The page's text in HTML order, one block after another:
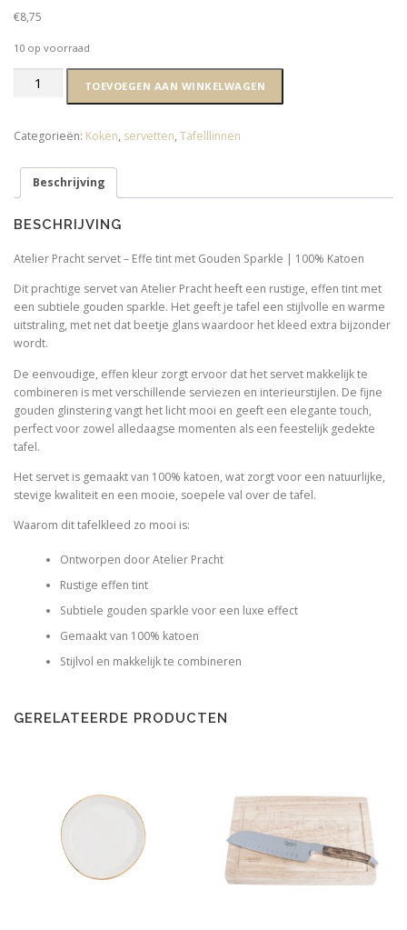
€8,75
10 op voorraad
Servet
45
Sparkle
goud
aantal
TOEVOEGEN AAN WINKELWAGEN
Categorieën: Koken, servetten, Tafelllinnen
Beschrijving
BESCHRIJVING
Atelier Pracht servet – Effe tint met Gouden Sparkle | 100% Katoen
Dit prachtige servet van Atelier Pracht heeft een rustige, effen tint met
een subtiele gouden sparkle. Het geeft je tafel een stijlvolle en warme
uitstraling, met net dat beetje glans waardoor het kleed extra bijzonder
wordt.
De eenvoudige, effen kleur zorgt ervoor dat het servet makkelijk te
combineren is met verschillende serviezen en interieurstijlen. De fijne
gouden glinstering vangt het licht mooi en geeft een elegante touch,
perfect voor zowel alledaagse momenten als een feestelijk gedekte
tafel.
Het servet is gemaakt van 100% katoen, wat zorgt voor een natuurlijke,
stevige kwaliteit en een mooie, soepele val over de tafel.
Waarom dit tafelkleed zo mooi is:
Ontworpen door Atelier Pracht
Rustige effen tint
Subtiele gouden sparkle voor een luxe effect
Gemaakt van 100% katoen
Stijlvol en makkelijk te combineren
GERELATEERDE PRODUCTEN